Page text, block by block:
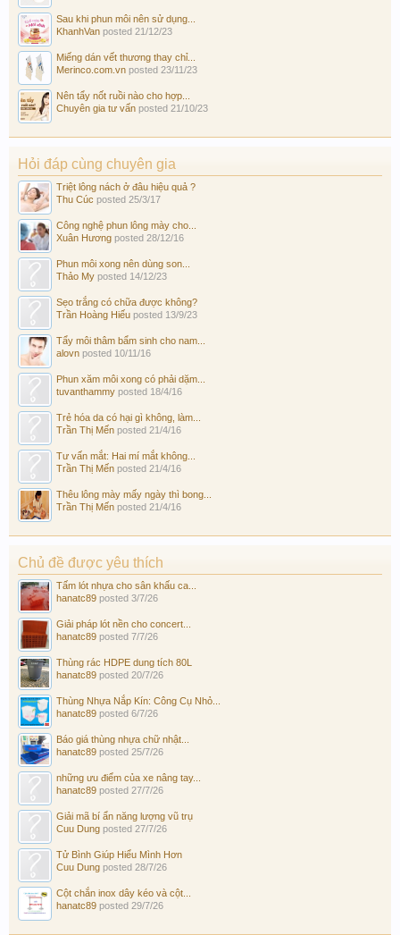
Sau khi phun môi nên sử dụng...
KhanhVan posted 21/12/23
Miếng dán vết thương thay chỉ...
Merinco.com.vn posted 23/11/23
Nên tẩy nốt ruồi nào cho hợp...
Chuyên gia tư vấn posted 21/10/23
Hỏi đáp cùng chuyên gia
Triệt lông nách ở đâu hiệu quả ?
Thu Cúc posted 25/3/17
Công nghệ phun lông mày cho...
Xuân Hương posted 28/12/16
Phun môi xong nên dùng son...
Thảo My posted 14/12/23
Sẹo trắng có chữa được không?
Trần Hoàng Hiếu posted 13/9/23
Tẩy môi thâm bẩm sinh cho nam...
alovn posted 10/11/16
Phun xăm môi xong có phải dặm...
tuvanthammy posted 18/4/16
Trẻ hóa da có hại gì không, làm...
Trần Thị Mến posted 21/4/16
Tư vấn mắt: Hai mí mắt không...
Trần Thị Mến posted 21/4/16
Thêu lông mày mấy ngày thì bong...
Trần Thị Mến posted 21/4/16
Chủ đề được yêu thích
Tấm lót nhựa cho sân khấu ca...
hanatc89 posted 3/7/26
Giải pháp lót nền cho concert...
hanatc89 posted 7/7/26
Thùng rác HDPE dung tích 80L
hanatc89 posted 20/7/26
Thùng Nhựa Nắp Kín: Công Cụ Nhỏ...
hanatc89 posted 6/7/26
Báo giá thùng nhựa chữ nhật...
hanatc89 posted 25/7/26
những ưu điểm của xe nâng tay...
hanatc89 posted 27/7/26
Giải mã bí ẩn năng lượng vũ trụ
Cuu Dung posted 27/7/26
Tử Bình Giúp Hiểu Mình Hơn
Cuu Dung posted 28/7/26
Cột chắn inox dây kéo và cột...
hanatc89 posted 29/7/26